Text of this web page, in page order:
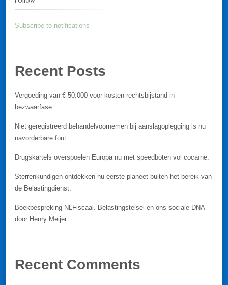
Subscribe to notifications
Recent Posts
Vergoeding van € 50.000 voor kosten rechtsbijstand in
bezwaarfase.
Niet geregistreerd behandelvoornemen bij aanslagoplegging is nu
navorderbare fout.
Drugskartels overspoelen Europa nu met speedboten vol cocaïne.
Sterrenkundigen ontdekken nu eerste planeet buiten het bereik van
de Belastingdienst.
Boekbespreking NLFiscaal. Belastingstelsel en ons sociale DNA
door Henry Meijer.
Recent Comments